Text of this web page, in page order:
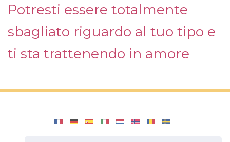
Potresti essere totalmente
sbagliato riguardo al tuo tipo e
ti sta trattenendo in amore